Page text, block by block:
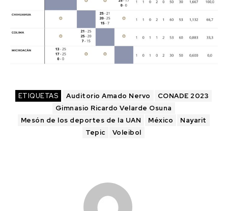
ETIQUETAS Auditorio Amado Nervo
CONADE 2023
Gimnasio Ricardo Velarde Osuna
Mesón de los deportes de la UAN
México
Nayarit
Tepic
Voleibol